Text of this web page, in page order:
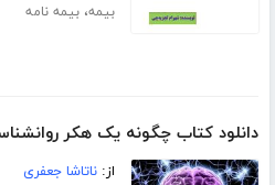
بیمه،بیمه نامه
دانلود کتاب چگونه یک هکر
از:ناتاشا جعفری